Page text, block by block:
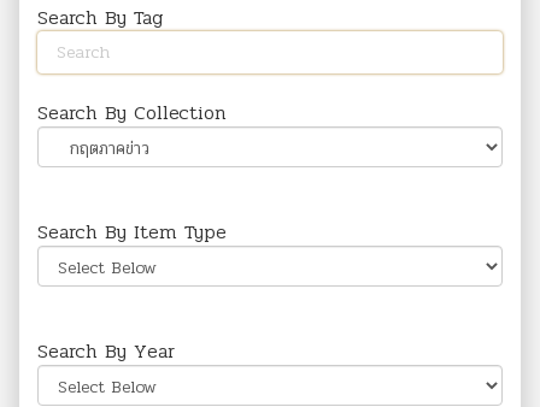
Search By Tag
Search By Collection
Search By Item Type
Search By Year